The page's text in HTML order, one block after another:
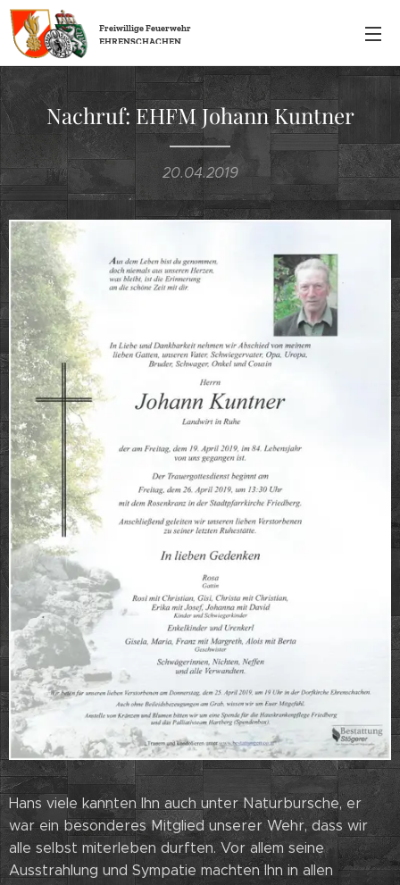
FreiwilligeFeuerwehr
EHRENSCHACHEN
Nachruf: EHFM Johann Kuntner
20.04.2019
Hans viele kannten Ihn auch unter Naturbursche, er
war ein besonderes Mitglied unserer Wehr, dass wir
alle selbst miterleben durften. Vor allem seine
Ausstrahlung und Sympatie machten Ihn in allen